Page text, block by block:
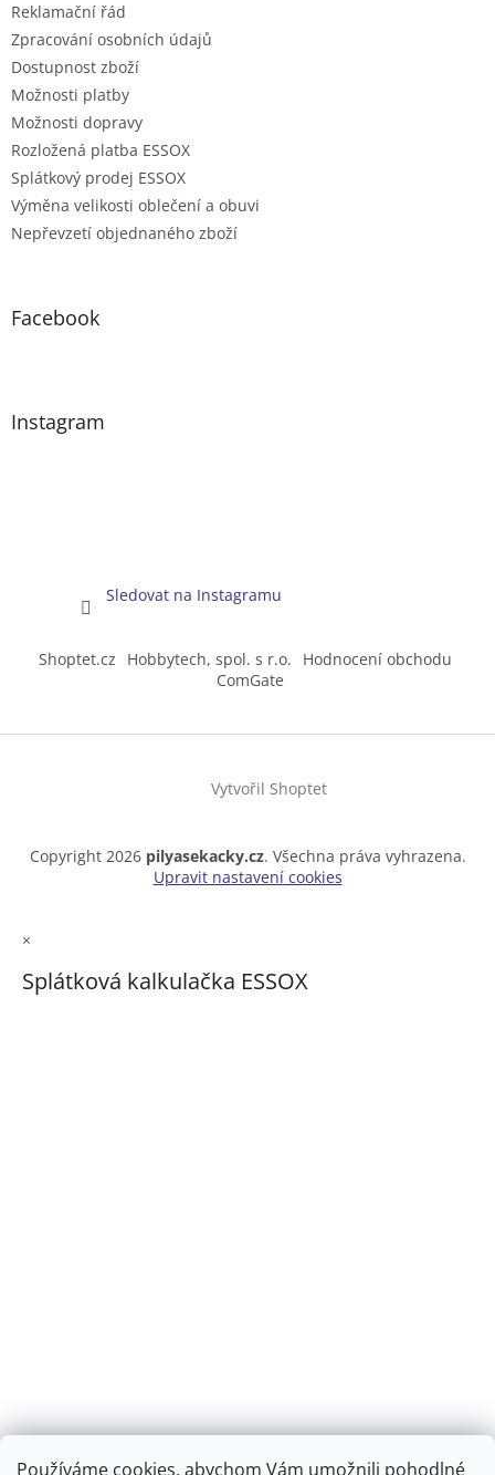
Používáme cookies, abychom Vám umožnili pohodlné
Reklamační řád
Zpracování osobních údajů
Dostupnost zboží
Možnosti platby
Možnosti dopravy
Rozložená platba ESSOX
Splátkový prodej ESSOX
Výměna velikosti oblečení a obuvi
Nepřevzetí objednaného zboží
Facebook
Instagram
Sledovat na Instagramu
Shoptet.cz Hobbytech, spol. s r.o.
Hodnocení obchodu
ComGate
Vytvořil Shoptet
Copyright 2026 pilyasekacky.cz. Všechna práva vyhrazena.
Upravit nastavení cookies
×
Splátková kalkulačka ESSOX